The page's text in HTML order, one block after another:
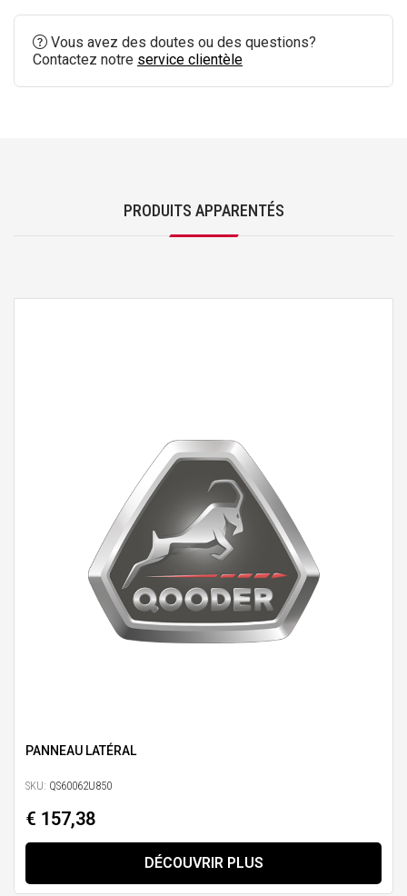
Vous avez des doutes ou des questions?
Contactez notre service clientèle
PRODUITS APPARENTÉS
PANNEAU LATÉRAL
SKU: QS60062U850
€ 157,38
DÉCOUVRIR PLUS